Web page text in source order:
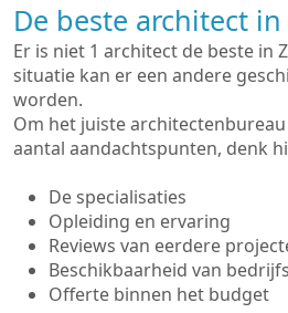
De beste architect
Er is niet 1 architect de beste in
situatie kan er een andere
worden.
Om het juiste
aantal aandachtspunten, denk
De specialisaties
Opleiding en ervaring
Reviews van eerdere
Beschikbaarheid van
Offerte binnen het budget